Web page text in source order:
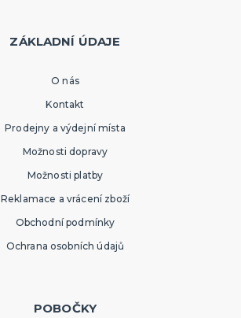
ZÁKLADNÍ ÚDAJE
O nás
Kontakt
Prodejny a výdejní místa
Možnosti dopravy
Možnosti platby
Reklamace a vrácení zboží
Obchodní podmínky
Ochrana osobních údajů
POBOČKY